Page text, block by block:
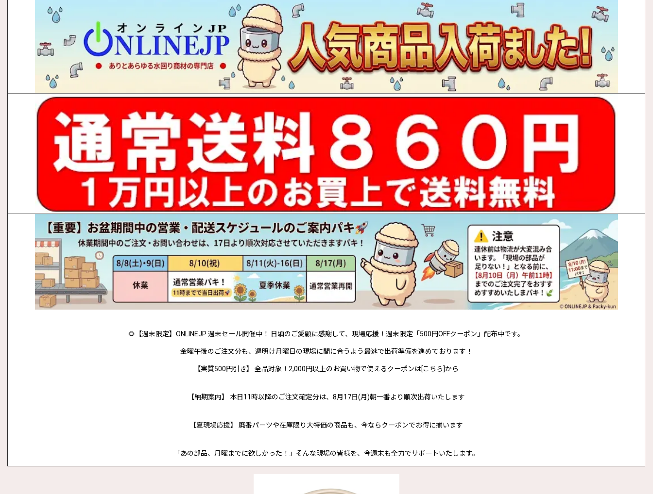
🌻【週末限定】ONLINEJP 週末セール開催中！ 日頃のご愛顧に感謝して、現場応援！週末限定「500円OFFクーポン」配布中です。
金曜午後のご注文分も、週明け月曜日の現場に間に合うよう最速で出荷準備を進めております！
【実質500円引き】 全品対象！2,000円以上のお買い物で使えるクーポンは[こちら]から
【納期案内】 本日11時以降のご注文確定分は、8月17日(月)朝一番より順次出荷いたします
【夏現場応援】 廃番パーツや在庫限り大特価の商品も、今ならクーポンでお得に揃います
「あの部品、月曜までに欲しかった！」そんな現場の皆様を、今週末も全力でサポートいたします。